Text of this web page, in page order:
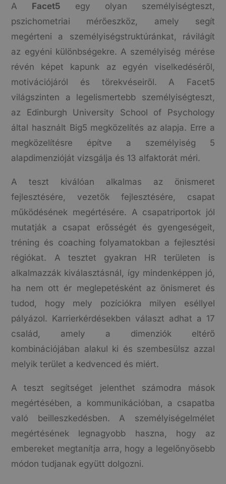
A Facet5 egy olyan személyiségteszt,
pszichometriai mérőeszköz, amely segít
megérteni a személyiségstruktúránkat, rávilágít
az egyéni különbségekre. A személyiség mérése
révén képet kapunk az egyén viselkedéséről,
motivációjáról és törekvéseiről. A Facet5
világszinten a legelismertebb személyiségteszt,
az Edinburgh University School of Psychology
által használt Big5 megközelítés az alapja. Erre a
megközelítésre építve a személyiség 5
alapdimenzióját vizsgálja és 13 alfaktorát méri.
A teszt kiválóan alkalmas az önismeret
fejlesztésére, vezetők fejlesztésére, csapat
működésének megértésére. A csapatriportok jól
mutatják a csapat erősségét és gyengeségeit,
tréning és coaching folyamatokban a fejlesztési
régiókat. A tesztet gyakran HR területen is
alkalmazzák kiválasztásnál, így mindenképpen jó,
ha nem ott ér meglepetésként az önismeret és
tudod, hogy mely pozíciókra milyen eséllyel
pályázol. Karrierkérdésekben választ adhat a 17
család, amely a dimenziók eltérő
kombinációjában alakul ki és szembesülsz azzal
melyik terület a kedvenced és miért.
A teszt segítséget jelenthet számodra mások
megértésében, a kommunikációban, a csapatba
való beilleszkedésben. A személyiségelmélet
megértésének legnagyobb haszna, hogy az
embereket megtanítja arra, hogy a legelőnyösebb
módon tudjanak együtt dolgozni.